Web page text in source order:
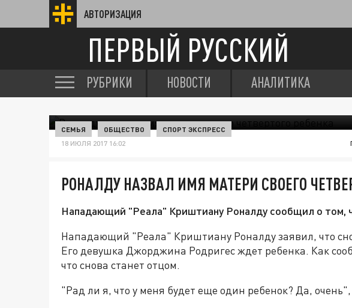
АВТОРИЗАЦИЯ
ПЕРВЫЙ РУССКИЙ
РУБРИКИ НОВОСТИ АНАЛИТИКА
СЕМЬЯ ОБЩЕСТВО СПОРТ ЭКСПРЕСС
18 ИЮЛЯ 2017 16:02
РОНАЛДУ НАЗВАЛ ИМЯ МАТЕРИ СВОЕГО
Нападающий "Реала" Криштиану Роналду сообщил о том,
Нападающий "Реала" Криштиану Роналду заявил, что
Его девушка Джорджина Родригес ждет ребенка. Как
что снова станет отцом.
"Рад ли я, что у меня будет еще один ребенок? Да, очень",